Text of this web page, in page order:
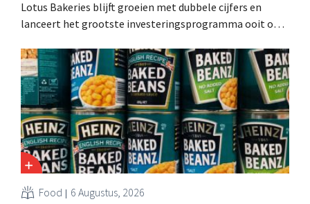
Lotus Bakeries blijft groeien met dubbele cijfers en
lanceert het grootste investeringsprogramma ooit om
moeten dit momentum grijpen”.
Food 6 Augustus, 2026